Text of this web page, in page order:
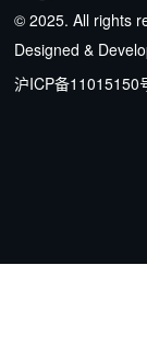
© 2025. All rights
Designed &
沪ICP备11015150